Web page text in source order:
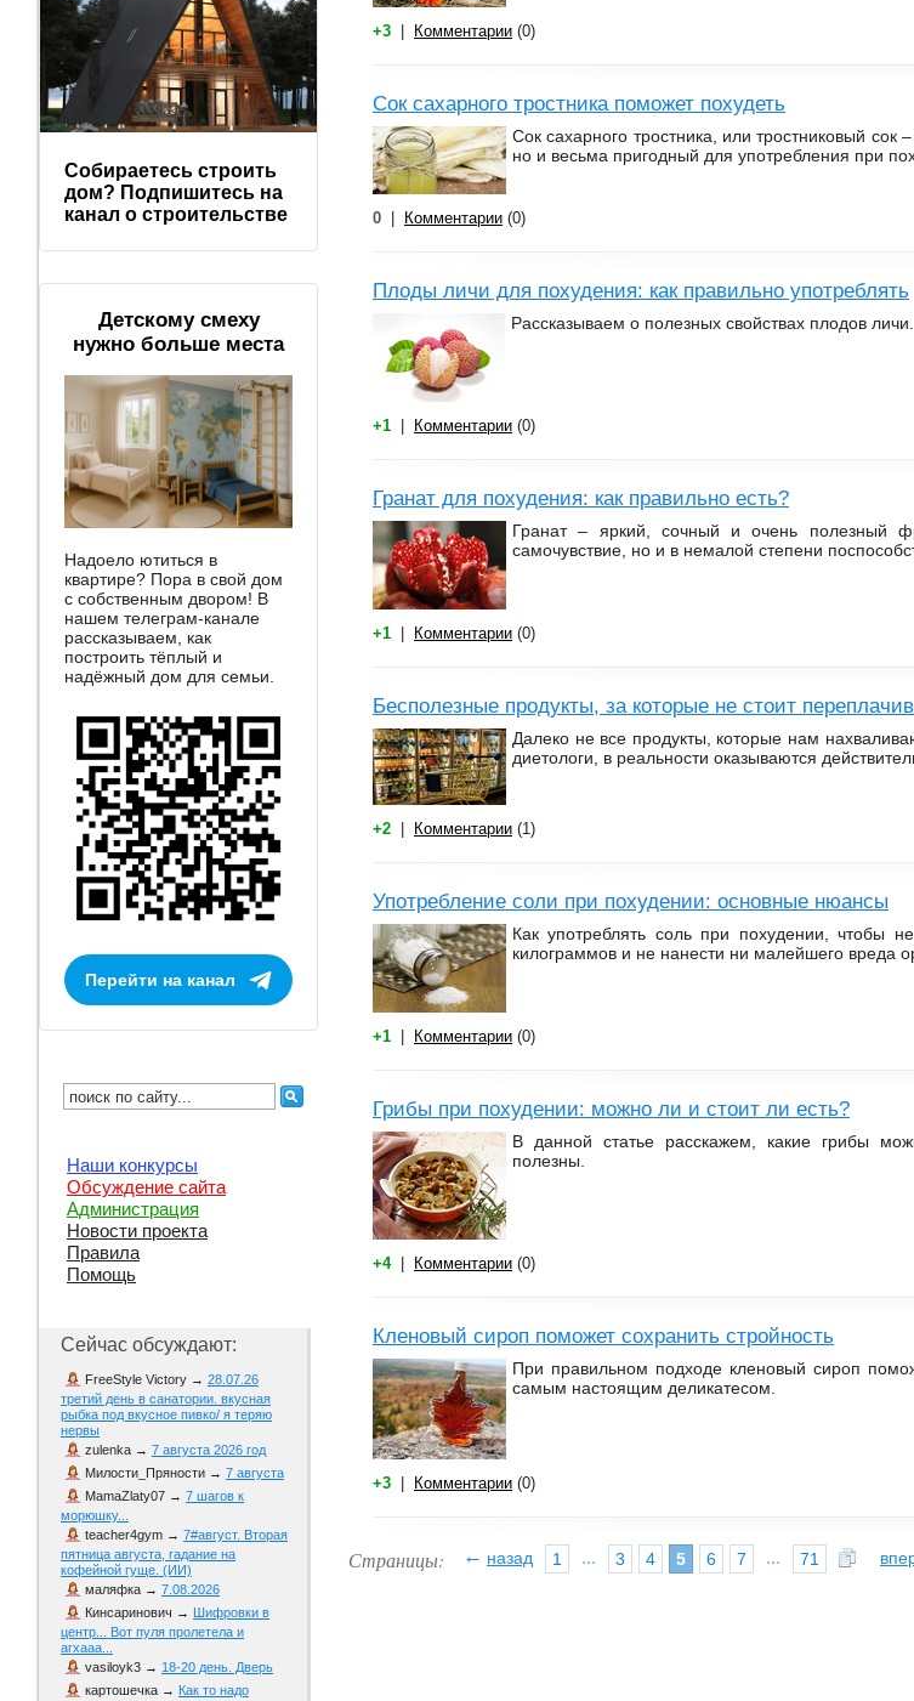
+3 Комментарии (0)
Сок сахарного тростника поможет похудеть
Сок сахарного тростника, или тростниковый сок
но и весьма пригодный для употребления при
0 Комментарии (0)
Плоды личи для похудения: как правильно употреблять
Рассказываем о полезных свойствах плодов личи.
+1 Комментарии (0)
Гранат для похудения: как правильно есть?
Гранат – яркий, сочный и очень полезный
самочувствие, но и в немалой степени
+1 Комментарии (0)
Бесполезные продукты, за которые не стоит
Далеко не все продукты, которые нам
диетологи, в реальности оказываются
+2 Комментарии (1)
Употребление соли при похудении: основные нюансы
Как употреблять соль при похудении, чтобы
килограммов и не нанести ни малейшего вреда
+1 Комментарии (0)
Грибы при похудении: можно ли и стоит ли есть?
В данной статье расскажем, какие грибы
полезны.
+4 Комментарии (0)
Кленовый сироп поможет сохранить стройность
При правильном подходе кленовый сироп
самым настоящим деликатесом.
+3 Комментарии (0)
Страницы: назад
← 1 ... 3 4 5 6 7 ... 71
Собираетесь строить
дом? Подпишитесь на
канал о строительстве
Детскому смеху
нужно больше места
Надоело ютиться в
квартире? Пора в свой дом
с собственным двором! В
нашем телеграм-канале
рассказываем, как
построить тёплый и
надёжный дом для семьи.
Перейти на канал
Наши конкурсы
Обсуждение сайта
Администрация
Новости проекта
Правила
Помощь
Сейчас обсуждают:
FreeStyle Victory → 28.07.26
третий день в санатории. вкусная
рыбка под вкусное пивко/ я теряю
нервы
zulenka → 7 августа 2026 год
Милости_Пряности → 7 августа
MamaZlaty07 → 7 шагов к
морюшку...
teacher4gym → 7#август. Вторая
пятница августа, гадание на
кофейной гуще. (ИИ)
маляфка → 7.08.2026
Кинсаринович → Шифровки в
центр... Вот пуля пролетела и
агхааа...
vasiloyk3 → 18-20 день. Дверь
картошечка → Как то надо